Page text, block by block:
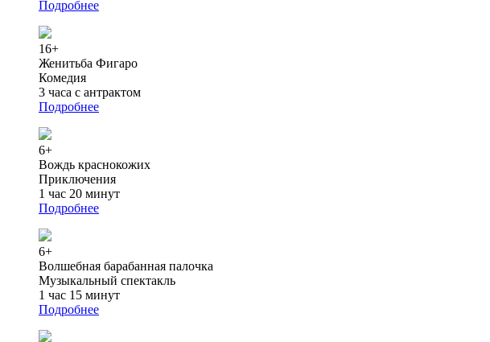
Подробнее
16+
Женитьба Фигаро
Комедия
3 часа с антрактом
Подробнее
6+
Вождь краснокожих
Приключения
1 час 20 минут
Подробнее
6+
Волшебная барабанная палочка
Музыкальный спектакль
1 час 15 минут
Подробнее